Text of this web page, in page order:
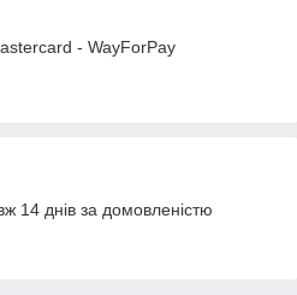
- WayForPay
14 днів за домовленістю